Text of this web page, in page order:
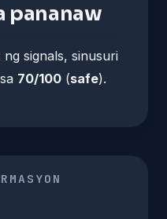
pananaw
ng signals, sinusuri
sa 70/100 (safe).